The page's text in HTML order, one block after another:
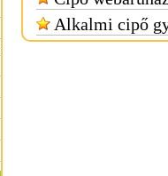
Alkalmi cipő